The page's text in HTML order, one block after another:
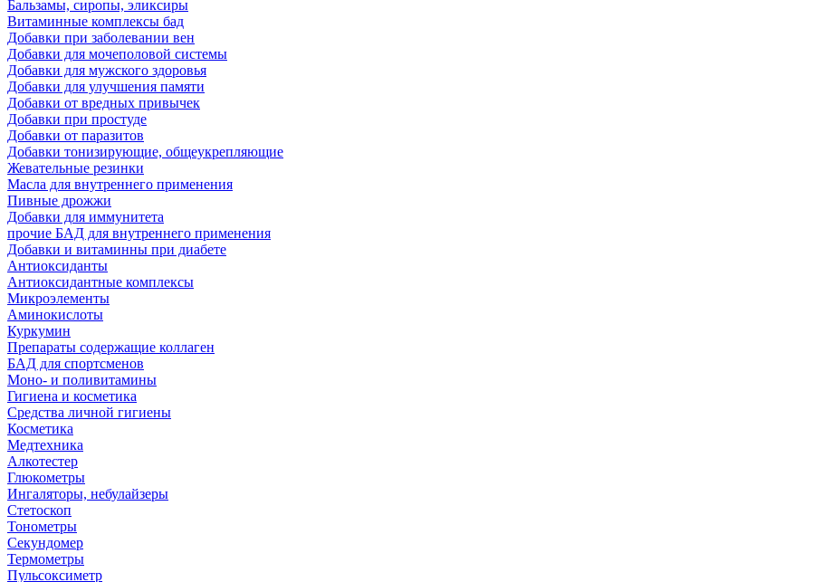
Бальзамы, сиропы, эликсиры
Витаминные комплексы бад
Добавки при заболевании вен
Добавки для мочеполовой системы
Добавки для мужского здоровья
Добавки для улучшения памяти
Добавки от вредных привычек
Добавки при простуде
Добавки от паразитов
Добавки тонизирующие, общеукрепляющие
Жевательные резинки
Масла для внутреннего применения
Пивные дрожжи
Добавки для иммунитета
прочие БАД для внутреннего применения
Добавки и витаминны при диабете
Антиоксиданты
Антиоксидантные комплексы
Микроэлементы
Аминокислоты
Куркумин
Препараты содержащие коллаген
БАД для спортсменов
Моно- и поливитамины
Гигиена и косметика
Средства личной гигиены
Косметика
Медтехника
Алкотестер
Глюкометры
Ингаляторы, небулайзеры
Стетоскоп
Тонометры
Секундомер
Термометры
Пульсоксиметр